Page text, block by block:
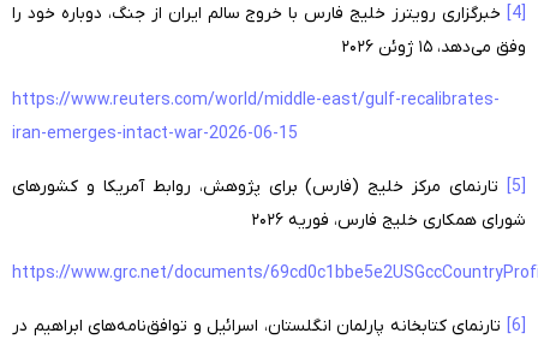
خبرگزاری رویترز خلیج فارس با خروج سالم ایران از جنگ، دوباره خود را
وفق می‌دهد، ۱۵ ژوئن ۲۰۲۶
https://www.reuters.com/world/middle-east/gulf-recalibrates-
iran-emerges-intact-war-2026-06-15
تارنمای مرکز خلیج (فارس) برای پژوهش، روابط آمریکا و کشورهای
شورای همکاری خلیج فارس، فوریه ۲۰۲۶
https://www.grc.net/documents/
تارنمای کتابخانه پارلمان انگلستان، اسرائیل و توافق‌نامه‌های ابراهیم در